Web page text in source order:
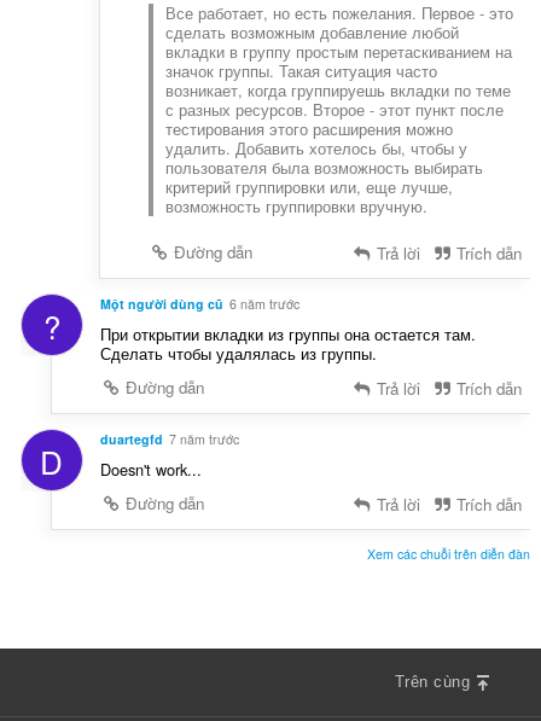
Все работает, но есть пожелания. Первое - это
сделать возможным добавление любой
вкладки в группу простым перетаскиванием на
значок группы. Такая ситуация часто
возникает, когда группируешь вкладки по теме
с разных ресурсов. Второе - этот пункт после
тестирования этого расширения можно
удалить. Добавить хотелось бы, чтобы у
пользователя была возможность выбирать
критерий группировки или, еще лучше,
возможность группировки вручную.
Đường dẫn
Trả lời Trích dẫn
? Một người dùng cũ 6 năm trước
При открытии вкладки из группы она остается там.
Сделать чтобы удалялась из группы.
Đường dẫn
Trả lời Trích dẫn
D duartegfd 7 năm trước
Doesn't work...
Đường dẫn
Trả lời Trích dẫn
Xem các chuỗi trên diễn đàn
Trên cùng